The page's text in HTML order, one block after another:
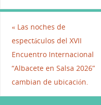
c
e
b
o
o
k
itt
er
ai k
n
«Las noches de
espectáculos del XVII
Encuentro Internacional
“Albacete en Salsa 2026”
cambian de ubicación.